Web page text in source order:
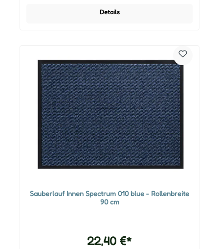
Details
Sauberlauf Innen Spectrum 010 blue - Rollenbreite
90 cm
22,40 €*